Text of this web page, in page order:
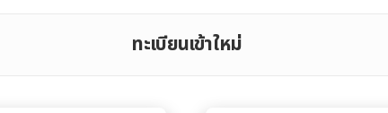
ทะเบียนเข้าใหม่